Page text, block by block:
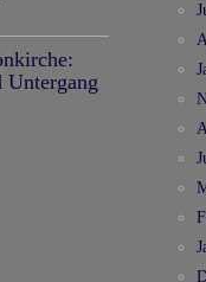
Untergang